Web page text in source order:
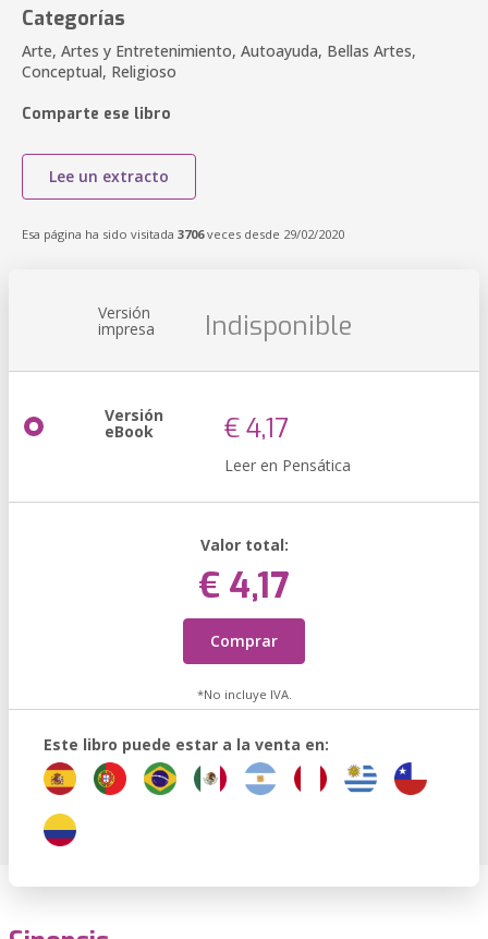
Categorías
Arte, Artes y Entretenimiento, Autoayuda, Bellas Artes,
Conceptual, Religioso
Comparte ese libro
Lee un extracto
Esa página ha sido visitada 3706veces desde 29/02/2020
Versión
impresa Indisponible
Versión
eBook € 4,17
Leer en Pensática
Valor total:
€ 4,17
Comprar
*No incluye IVA.
Este libro puede estar a la venta en: